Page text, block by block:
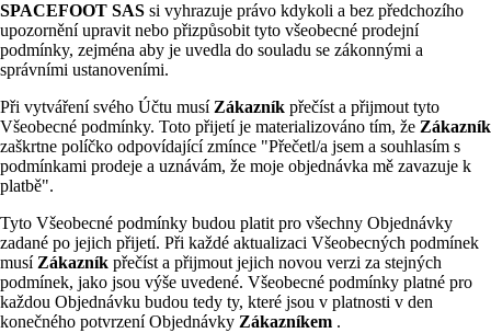
SPACEFOOT SAS si vyhrazuje právo kdykoli a bez předchozího
upozornění upravit nebo přizpůsobit tyto všeobecné prodejní
podmínky, zejména aby je uvedla do souladu se zákonnými a
správními ustanoveními.
Při vytváření svého Účtu musí Zákazník přečíst a přijmout tyto
Všeobecné podmínky. Toto přijetí je materializováno tím, že Zákazník
zaškrtne políčko odpovídající zmínce "Přečetl/a jsem a souhlasím s
podmínkami prodeje a uznávám, že moje objednávka mě zavazuje k
platbě".
Tyto Všeobecné podmínky budou platit pro všechny Objednávky
zadané po jejich přijetí. Při každé aktualizaci Všeobecných podmínek
musí Zákazník přečíst a přijmout jejich novou verzi za stejných
podmínek, jako jsou výše uvedené. Všeobecné podmínky platné pro
každou Objednávku budou tedy ty, které jsou v platnosti v den
konečného potvrzení Objednávky Zákazníkem .